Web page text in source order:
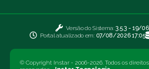
Versão do Sistema:3.5.3 - 19/
Portal atualizado em: 07/08/2026 17:05
© Copyright Instar - 2006-2026. Todos os direitos